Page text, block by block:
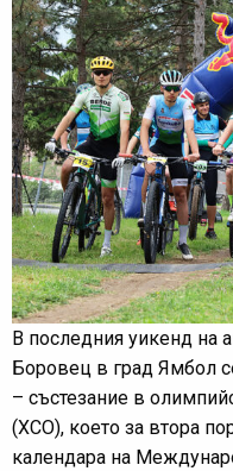
В последния уикенд на
Боровец в град Ямбол
– състезание в
(ХСО), което за втора
календара на